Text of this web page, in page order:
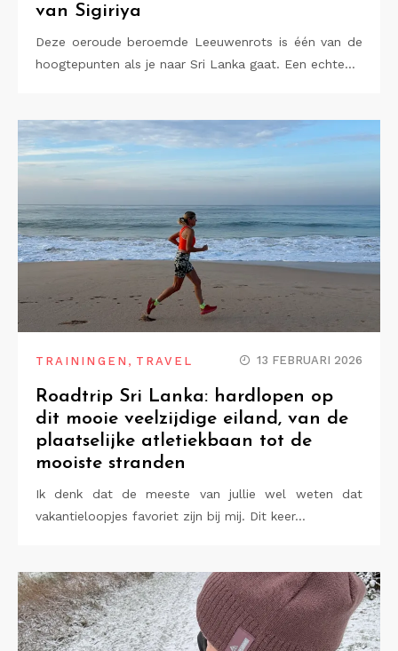
van Sigiriya
Deze oeroude beroemde Leeuwenrots is één van de
hoogtepunten als je naar Sri Lanka gaat. Een echte…
TRAININGEN , TRAVEL 13 FEBRUARI 2026
Roadtrip Sri Lanka: hardlopen op
dit mooie veelzijdige eiland, van de
plaatselijke atletiekbaan tot de
mooiste stranden
Ik denk dat de meeste van jullie wel weten dat
vakantieloopjes favoriet zijn bij mij. Dit keer…